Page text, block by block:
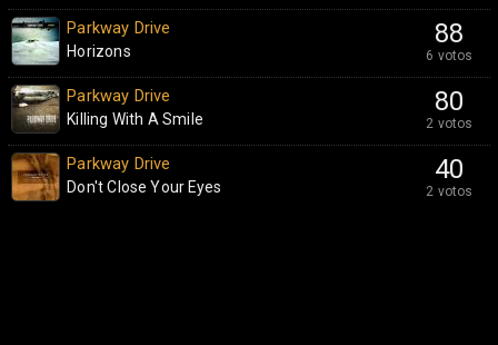
88
6 votos
Parkway Drive
Horizons
80
2 votos
Parkway Drive
Killing With A Smile
40
2 votos
Parkway Drive
Don't Close Your Eyes